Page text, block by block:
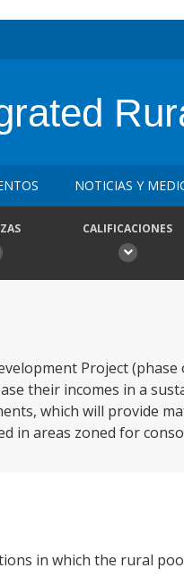
NOTICIAS Y
CALIFICACIONES
Project
their incomes in a
which will provide
in areas zoned for
in which the rural